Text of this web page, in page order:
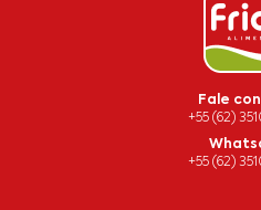
Fale
+55 (62)
+55 (62)